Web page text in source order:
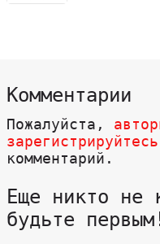
Комментарии
Пожалуйста,
зарегистрируйтесь
комментарий.
Еще никто не
будьте